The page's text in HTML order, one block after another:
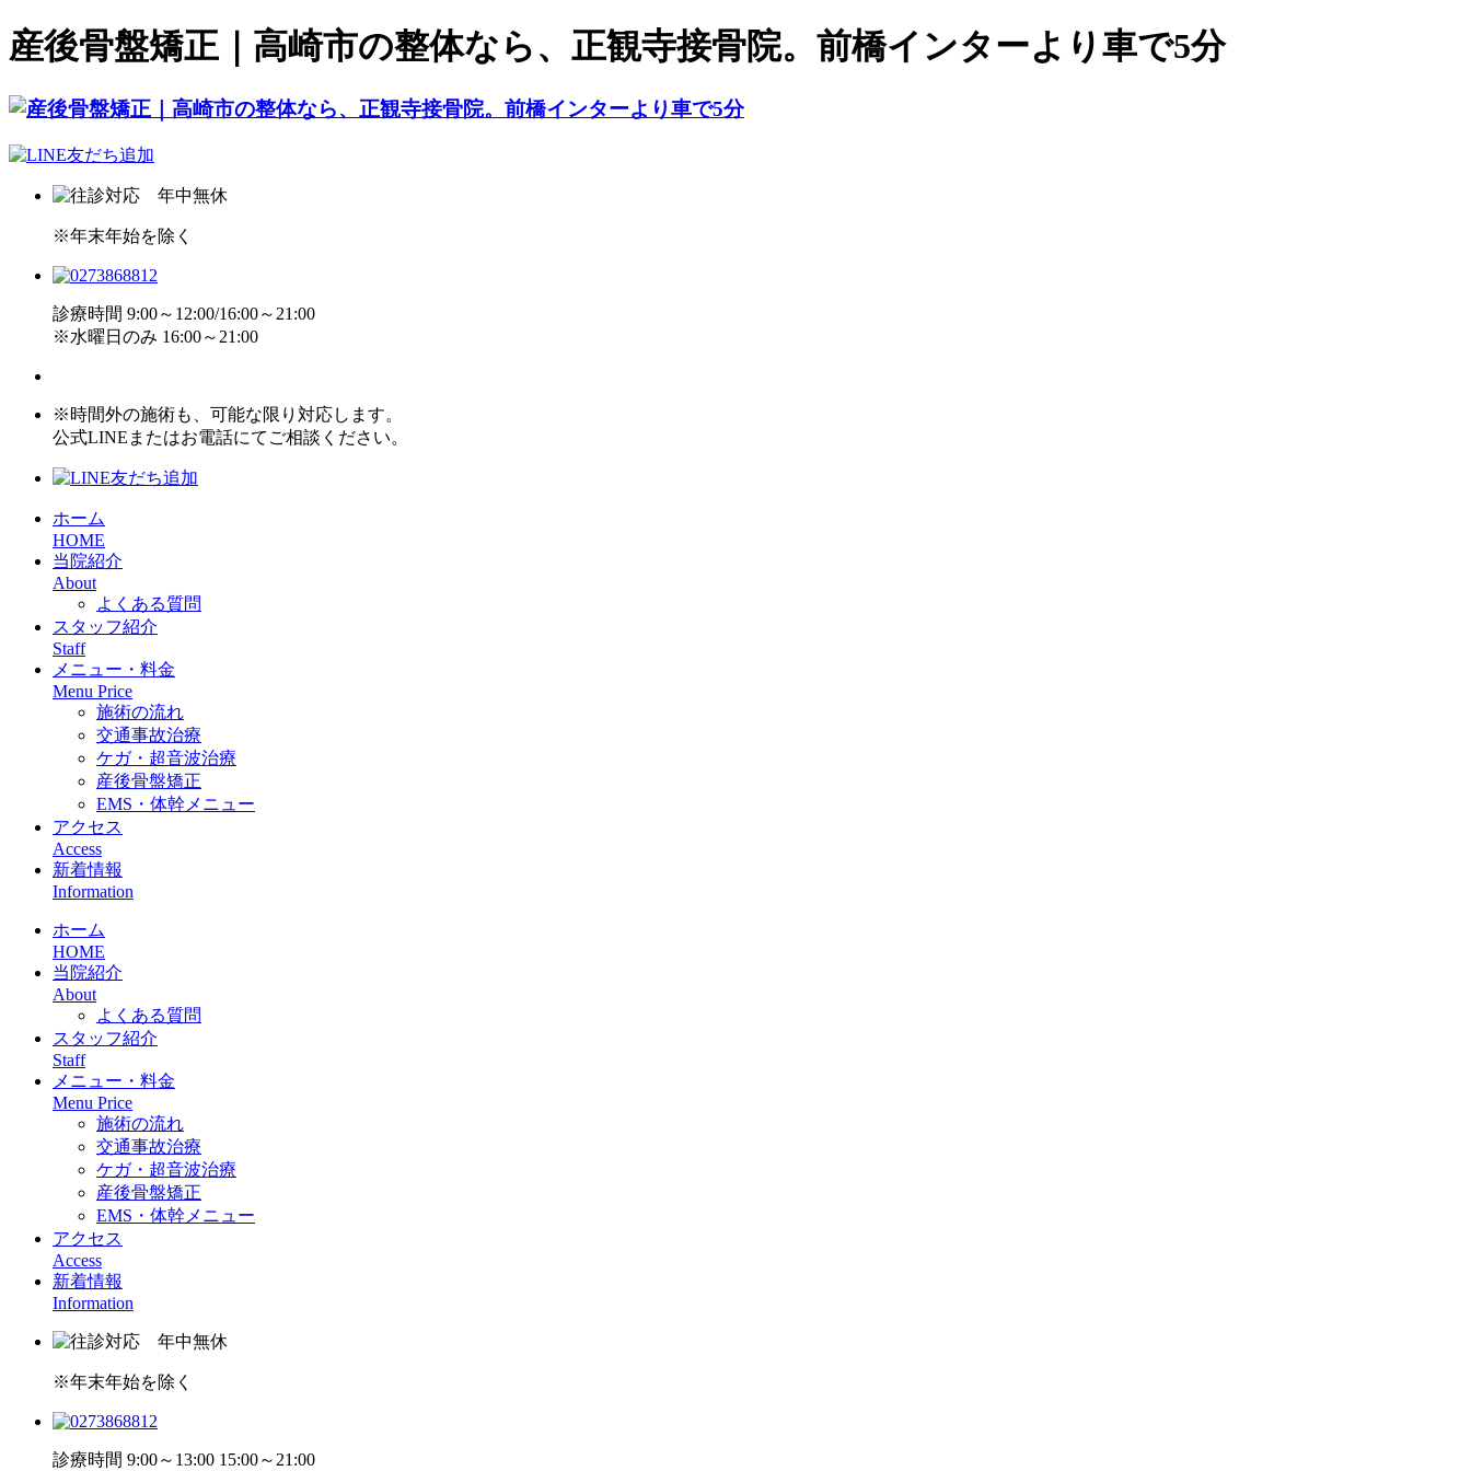
産後骨盤矯正｜高崎市の整体なら、正観寺接骨院。前橋インターより車で5分
※年末年始を除く
診療時間 9:00～12:00/16:00～21:00
※水曜日のみ 16:00～21:00
※時間外の施術も、可能な限り対応します。
公式LINEまたはお電話にてご相談ください。
ホーム
HOME
当院紹介
About
よくある質問
スタッフ紹介
Staff
メニュー・料金
Menu Price
施術の流れ
交通事故治療
ケガ・超音波治療
産後骨盤矯正
EMS・体幹メニュー
アクセス
Access
新着情報
Information
ホーム
HOME
当院紹介
About
よくある質問
スタッフ紹介
Staff
メニュー・料金
Menu Price
施術の流れ
交通事故治療
ケガ・超音波治療
産後骨盤矯正
EMS・体幹メニュー
アクセス
Access
新着情報
Information
※年末年始を除く
診療時間 9:00～13:00 15:00～21:00